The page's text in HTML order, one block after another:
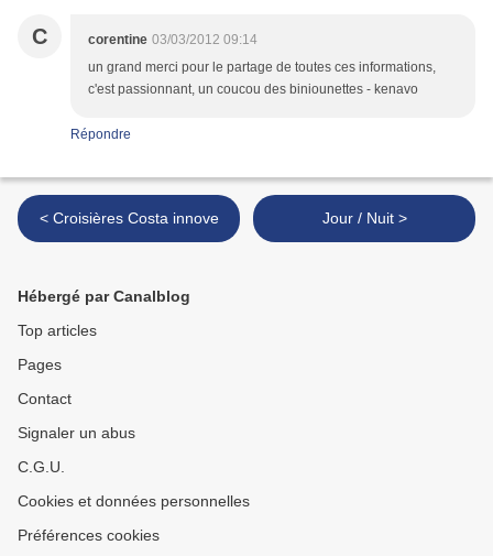
C corentine 03/03/2012 09:14
un grand merci pour le partage de toutes ces informations,
c'est passionnant, un coucou des biniounettes - kenavo
Répondre
< Croisières Costa innove Jour / Nuit >
Hébergé par Canalblog
Top articles
Pages
Contact
Signaler un abus
C.G.U.
Cookies et données personnelles
Préférences cookies